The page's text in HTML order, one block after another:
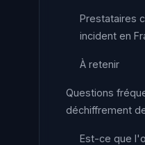
Prestataires
incident en
À retenir
Questions
déchiffrement
Est-ce que